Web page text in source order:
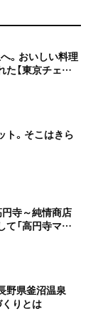
。おいしい料理
た【東京チェン
ト。そこはきら
円寺～純情商店
て「高円寺マシ
野県釜沼温泉
くりとは